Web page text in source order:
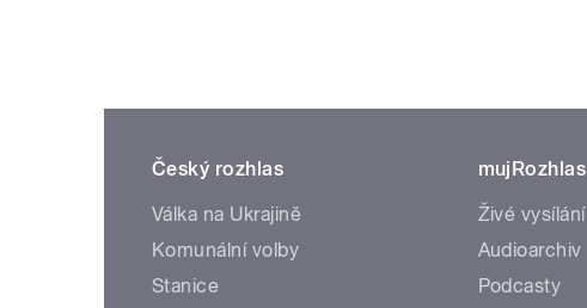
Český rozhlas
Válka na Ukrajině
Komunální volby
Stanice
mujRozhlas
Živé vysílání
Audioarchiv
Podcasty